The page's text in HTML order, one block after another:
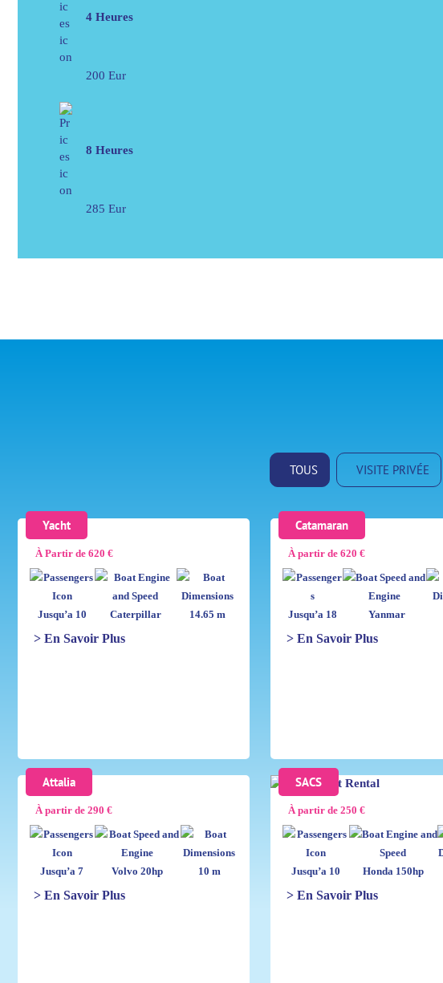
4 Heures
200 Eur
8 Heures
285 Eur
TOUS VISITE PRIVÉE
Yacht
À Partir de 620 €
Jusqu’a 10 Caterpillar 14.65 m
> En Savoir Plus
Catamaran
À partir de 620 €
Jusqu’a 18 Yanmar
> En Savoir Plus
Attalia
À partir de 290 €
Jusqu’a 7 Volvo 20hp 10 m
> En Savoir Plus
SACS
À partir de 250 €
Jusqu’a 10 Honda 150hp
> En Savoir Plus